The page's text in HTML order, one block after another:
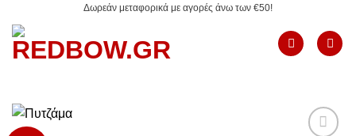
στο
περιεχόμενο
Δωρεάν μεταφορικά με αγορές άνω των €50!